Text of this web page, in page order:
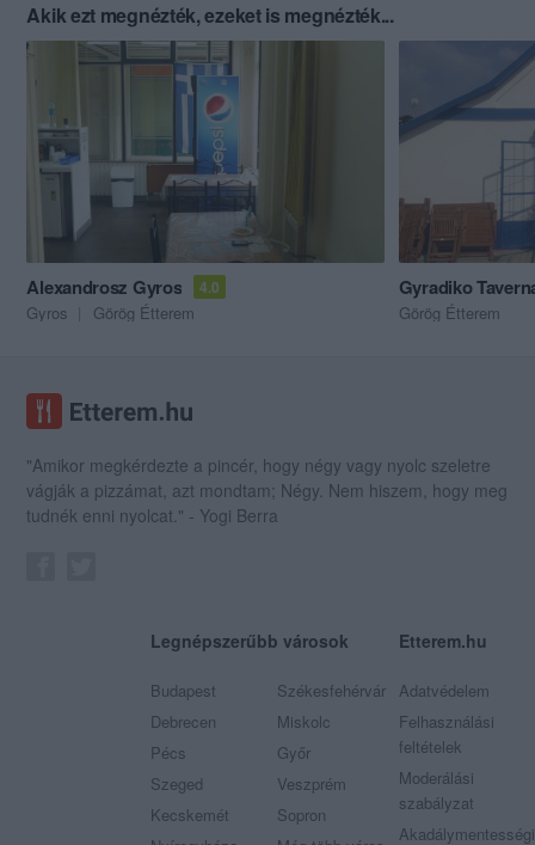
Akik ezt megnézték, ezeket is megnézték...
Alexandrosz Gyros 4.0
Gyros Görög Étterem
Gyradiko
Görög Étterem
"Amikor megkérdezte a pincér, hogy négy vagy nyolc szeletre
vágják a pizzámat, azt mondtam; Négy. Nem hiszem, hogy meg
tudnék enni nyolcat." - Yogi Berra
Legnépszerűbb városok
Budapest
Debrecen
Pécs
Szeged
Kecskemét
Székesfehérvár
Miskolc
Győr
Veszprém
Sopron
Etterem.hu
Adatvédelem
Felhasználási
feltételek
Moderálási
szabályzat
Akadálymentességi